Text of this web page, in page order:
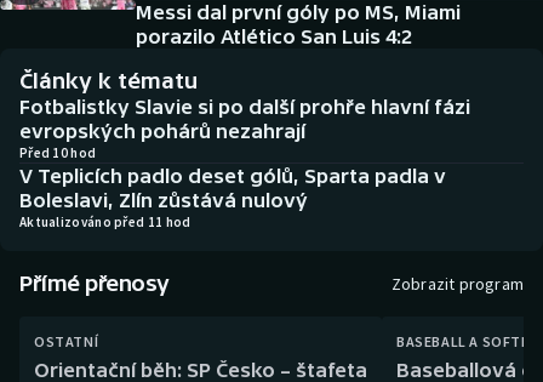
Americký fotbal
Baseball a softbal
Basketbal
Biatlon
Curling
NEPŘEHLÉDNĚTE
Soutěže
Historické návraty
Aplikace ČT sport
Messi dal první góly po MS, Miami
porazilo Atlético San Luis 4:2
Články k tématu
Fotbalistky Slavie si po další prohře hlavní fázi
evropských pohárů nezahrají
Před 10 hod
V Teplicích padlo deset gólů, Sparta padla v
Boleslavi, Zlín zůstává nulový
Aktualizováno před 11 hod
Přímé přenosy Zobrazit program
OSTATNÍ
Orientační běh: SP Česko – štafeta
BASEBALL A
Baseballová